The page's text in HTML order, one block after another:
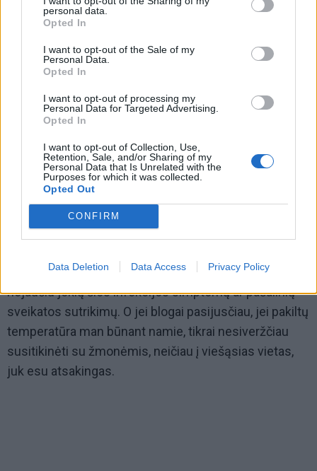
personal data.
Opted In
I want to opt-out of the Sale of my
Personal Data.
Opted In
I want to opt-out of processing my
Personal Data for Targeted Advertising.
Opted In
I want to opt-out of Collection, Use,
Retention, Sale, and/or Sharing of my
Personal Data that Is Unrelated with the
Purposes for which it was collected.
Opted Out
CONFIRM
Data Deletion Data Access Privacy Policy
Tie per karantiną įvesti reikalavimai ir baudos – tai ne
kas kita kaip žmonių įtraukimas į vergiją.
– Dešimt dienų pradirbote su infekuotaisiais.
– Jaučiuosi puikiai. Tikiuosi, kad nesergu, nes lig šiol
nejaučiu jokių šios infekcijos simptomų ar pašalinių
sveikatos sutrikimų. O jei blogai pasijusčiau, jei pakiltų
temperatūra man būnant namie, tikrai nesiveržčiau
susitikinėti su žmonėmis, neičiau į viešąsias vietas,
juk esu atsakingas.